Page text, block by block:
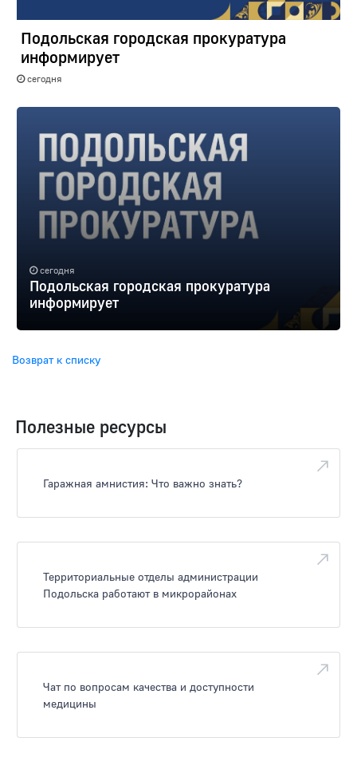
Подольская городская прокуратура
информирует
сегодня
сегодня
Подольская городская прокуратура
информирует
Возврат к списку
Полезные ресурсы
Гаражная амнистия: Что важно знать?
Территориальные отделы администрации
Подольска работают в микрорайонах
Чат по вопросам качества и доступности
медицины